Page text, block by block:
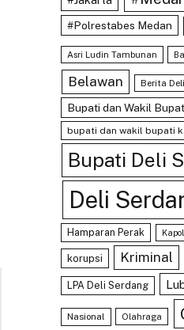
#Polrestabes Medan
Asri Ludin Tambunan
Belawan Berita
Bupati dan Wakil
bupati dan wakil bupati
Bupati Deli
Deli
Hamparan Perak
korupsi Kriminal
LPA Deli Serdang
Nasional Olahraga